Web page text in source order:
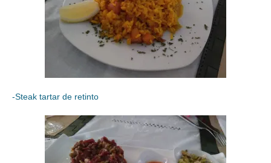
-Steak tartar de retinto